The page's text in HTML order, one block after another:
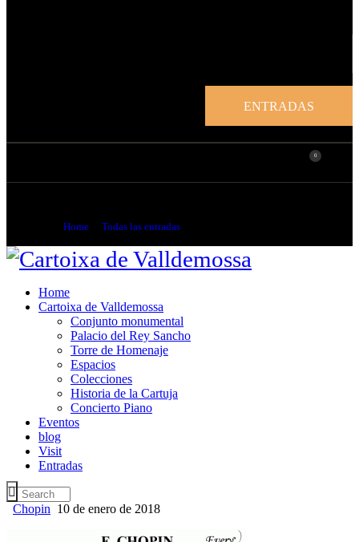
ENTRADAS
0
Home Todas las entradas
Home
Cartoixa de Valldemossa
Conjunto monumental
Palacio del Rey Sancho
Torre de Homenaje
Espacios
Colecciones
Historia de la Cartuja
Concierto Piano
Eventos
blog
Visit
Entradas
Chopin 10 de enero de 2018